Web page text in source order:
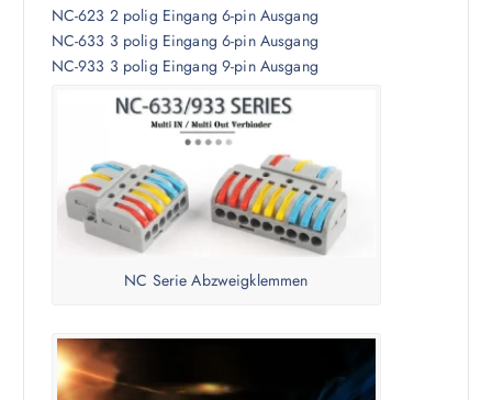
NC-623 2 polig Eingang 6-pin Ausgang
NC-633 3 polig Eingang 6-pin Ausgang
NC-933 3 polig Eingang 9-pin Ausgang
NC Serie Abzweigklemmen